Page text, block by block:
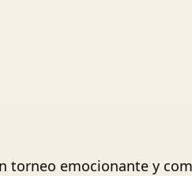
torneo emocionante y